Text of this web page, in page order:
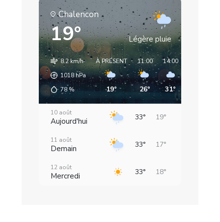
Champeaux
Chalencon
19° Légère pluie
8.2 km/h
1018hPa
78 %
À PRÉSENT
19°
11:00
26°
14:00
31°
10 août
Aujourd'hui 33° 19°
11 août
Demain 33° 17°
12 août
Mercredi 33° 18°